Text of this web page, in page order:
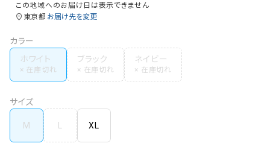
この地域へのお届け日は表示できません
東京都 お届け先を変更
カラー
ホワイト
ブラック ネイビー
サイズ
M XL